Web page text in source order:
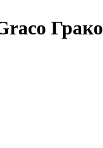
Грако